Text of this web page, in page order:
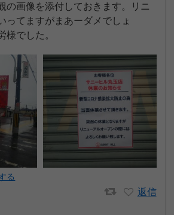
の画像を添付しておきます。リニ
ってますがまあーダメでしょ
様でした。
る
返信